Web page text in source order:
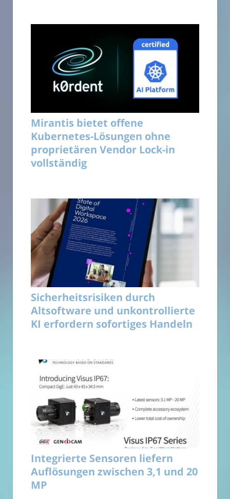
Mirantis bietet offene
Kubernetes-Lösungen ohne
proprietären Vendor Lock-in
vollständig
Sicherheitsrisiken durch
Altsoftware und unkontrollierte
KI erfordern sofortiges Handeln
Integrierte Sensoren liefern
Auflösungen zwischen 3,1 und 20
MP